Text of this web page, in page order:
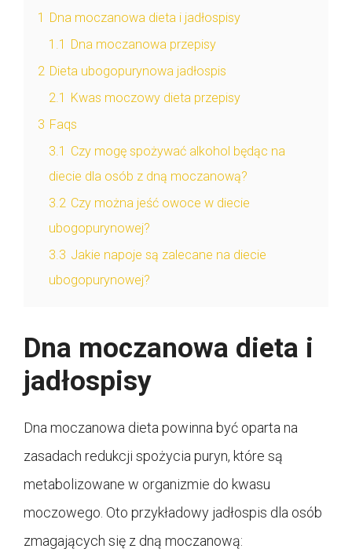
1
Dna moczanowa dieta i jadłospisy
1.1
Dna moczanowa przepisy
2 Dieta ubogopurynowa jadłospis
2.1
Kwas moczowy dieta przepisy
3 Faqs
3.1 Czy mogę spożywać alkohol będąc na
diecie dla osób z dną moczanową?
3.2 Czy można jeść owoce w diecie
ubogopurynowej?
3.3 Jakie napoje są zalecane na diecie
ubogopurynowej?
Dna moczanowa dieta i
jadłospisy
Dna moczanowa dieta powinna być oparta na
zasadach redukcji spożycia puryn, które są
metabolizowane w organizmie do kwasu
moczowego. Oto przykładowy jadłospis dla osób
zmagających się z dną moczanową: